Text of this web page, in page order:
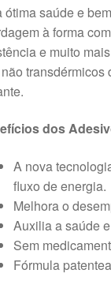
ótima saúde e
à forma
e muito
transdérmicos
dos
A nova
fluxo de energia.
Melhora o
Auxilia a saúde
Sem
Fórmula